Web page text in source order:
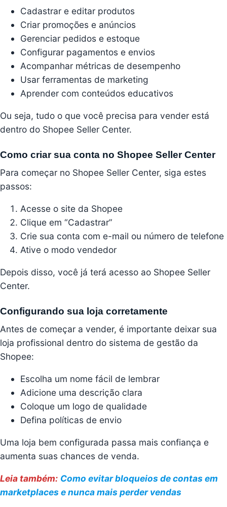
Cadastrar e editar produtos
Criar promoções e anúncios
Gerenciar pedidos e estoque
Configurar pagamentos e envios
Acompanhar métricas de desempenho
Usar ferramentas de marketing
Aprender com conteúdos educativos
Ou seja, tudo o que você precisa para vender está
dentro do Shopee Seller Center.
Como criar sua conta no Shopee Seller Center
Para começar no Shopee Seller Center, siga estes
passos:
Acesse o site da Shopee
Clique em “Cadastrar”
Crie sua conta com e-mail ou número de telefone
Ative o modo vendedor
Depois disso, você já terá acesso ao Shopee Seller
Center.
Configurando sua loja corretamente
Antes de começar a vender, é importante deixar sua
loja profissional dentro do sistema de gestão da
Shopee:
Escolha um nome fácil de lembrar
Adicione uma descrição clara
Coloque um logo de qualidade
Defina políticas de envio
Uma loja bem configurada passa mais confiança e
aumenta suas chances de venda.
Leia também: Como evitar bloqueios de contas em
marketplaces e nunca mais perder vendas